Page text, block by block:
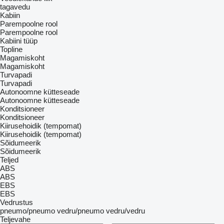
tagavedu
Kabiin
Parempoolne rool
Parempoolne rool
Kabiini tüüp
Topline
Magamiskoht
Magamiskoht
Turvapadi
Turvapadi
Autonoomne kütteseade
Autonoomne kütteseade
Konditsioneer
Konditsioneer
Kiirusehoidik (tempomat)
Kiirusehoidik (tempomat)
Sõidumeerik
Sõidumeerik
Teljed
ABS
ABS
EBS
EBS
Vedrustus
pneumo/pneumo vedru/pneumo vedru/vedru
Teljevahe